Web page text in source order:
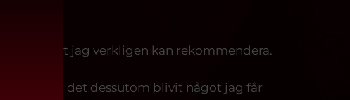
något jag verkligen kan rekommendera.
mig har det dessutom blivit något jag får